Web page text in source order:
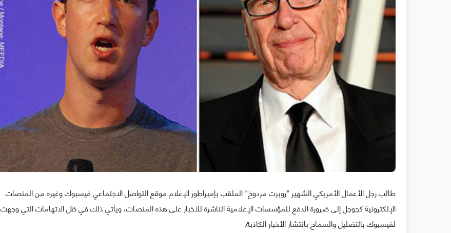
طالب رجل الأعمال الأمريكي الشهير "روبرت مردوخ" الملقب بإمبراطور الإعلام موقع التواصل الاجتماعي فيسبوك وغيره من المنصات
الإلكترونية كجوجل إلى ضرورة الدفع للمؤسسات الإعلامية الناشرة للأخبار على هذه المنصات، ويأتي ذلك في ظل الاتهامات التي وجهت
لفيسبوك بالتضليل والسماح بانتشار الأخبار الكاذبة.